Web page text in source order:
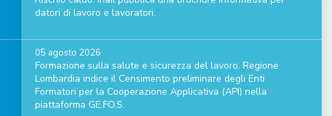
datori di lavoro e lavoratori.
05 agosto 2026
Formazione sulla salute e sicurezza del lavoro. Regione
Lombardia indice il Censimento preliminare degli Enti
Formatori per la Cooperazione Applicativa (API) nella
piattaforma GE.FO.S.